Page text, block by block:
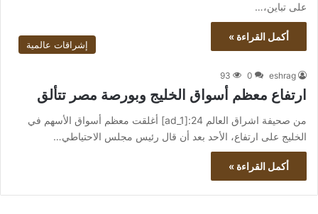
على تباين،…
أكمل القراءة »
إشراقات عالمية
eshrag
0
93
ارتفاع معظم أسواق الخليج وبورصة مصر تتألق
من صحيفة اشراق العالم 24:[ad_1] أغلقت معظم أسواق الأسهم في
الخليج على ارتفاع، الأحد بعد أن قال رئيس مجلس الاحتياطي…
أكمل القراءة »